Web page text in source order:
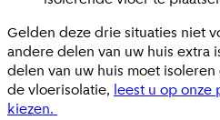
Gelden deze drie situaties niet
andere delen van uw huis extra
delen van uw huis moet
de vloerisolatie, leest u op onze
kiezen.